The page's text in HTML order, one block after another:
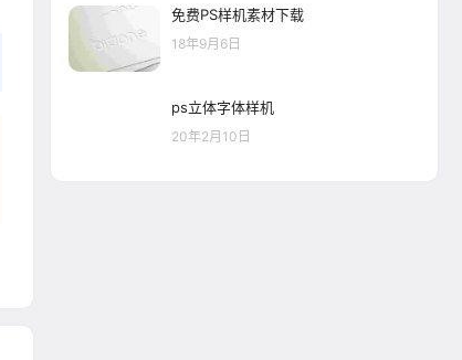
免费PS样机素材下载
18年9月6日
ps立体字体样机
20年2月10日